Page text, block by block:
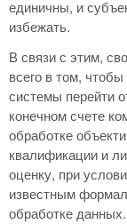
единичны, и
избежать.
В связи с этим,
всего в том,
системы перейти
конечном счете
обработке
квалификации и
оценку, при
известным
обработке данных.